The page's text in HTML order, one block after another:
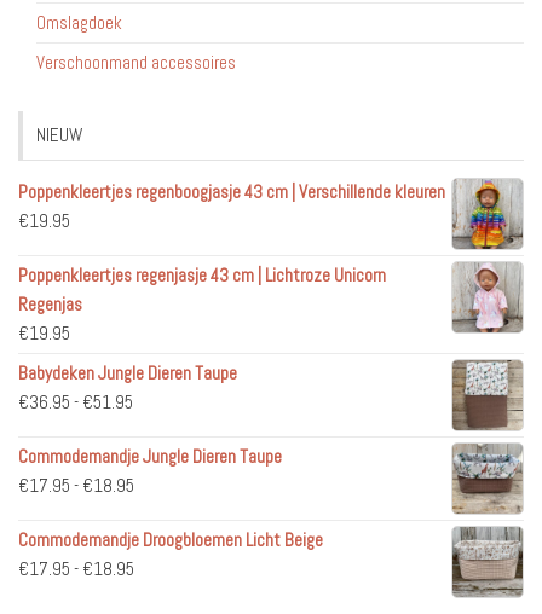
Omslagdoek
Verschoonmand accessoires
NIEUW
Poppenkleertjes regenboogjasje 43 cm | Verschillende kleuren
€19.95
Poppenkleertjes regenjasje 43 cm | Lichtroze Unicorn
Regenjas
€19.95
Babydeken Jungle Dieren Taupe
€36.95 - €51.95
tot
€51.95
Commodemandje Jungle Dieren Taupe
€17.95 - €18.95
tot
Commodemandje Droogbloemen Licht Beige
€17.95 - €18.95